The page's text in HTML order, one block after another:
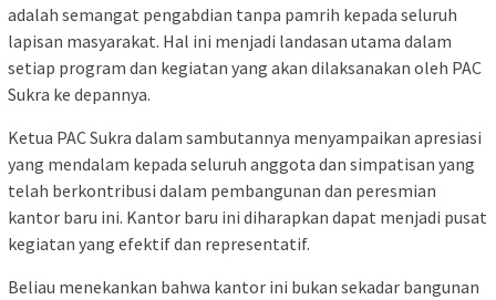
adalah semangat pengabdian tanpa pamrih kepada seluruh
lapisan masyarakat. Hal ini menjadi landasan utama dalam
setiap program dan kegiatan yang akan dilaksanakan oleh PAC
Sukra ke depannya.
Ketua PAC Sukra dalam sambutannya menyampaikan apresiasi
yang mendalam kepada seluruh anggota dan simpatisan yang
telah berkontribusi dalam pembangunan dan peresmian
kantor baru ini. Kantor baru ini diharapkan dapat menjadi pusat
kegiatan yang efektif dan representatif.
Beliau menekankan bahwa kantor ini bukan sekadar bangunan